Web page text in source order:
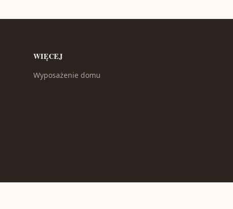
WIĘCEJ
Wyposażenie domu